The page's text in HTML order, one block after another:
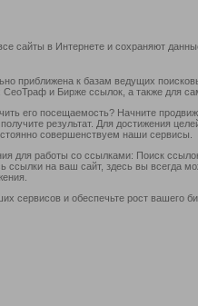
сайты в Интернете и сохраняют
приближена к базам ведущих
и Бирже ссылок, а также для
его посещаемость? Начните
результат. Для достижения
совершенствуем наши сервисы.
для работы со ссылками: Поиск
ссылки на ваш сайт, здесь вы всегда
сервисов и обеспечьте рост вашего